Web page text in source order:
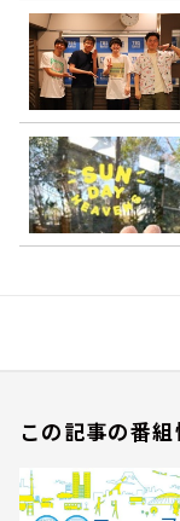
この記事の番組